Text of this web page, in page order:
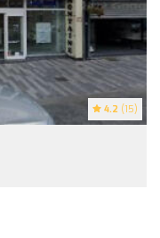
4.2 (15)